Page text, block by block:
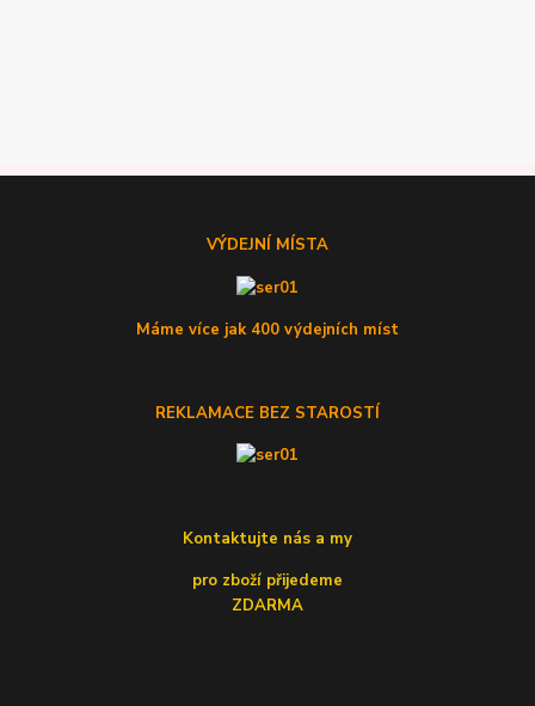
VÝDEJNÍ MÍSTA
Máme více jak 400 výdejních míst
REKLAMACE BEZ STAROSTÍ
Kontaktujte nás a my
pro zboží přijedeme
ZDARMA